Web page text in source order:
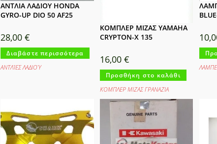
ΑΝΤΛΙΑ ΛΑΔΙΟΥ HONDA
GYRO-UP DIO 50 AF25
28,00€
Διαβάστε περισσότερα
ΑΝΤΛΊΕΣ ΛΑΔΙΟΎ
ΚΟΜΠΛΕΡ ΜΙΖΑΣ YAMAHA
CRYPTON-X 135
16,00€
Προσθήκη στο καλάθι
ΚΟΜΠΛΕΡ ΜΙΖΑΣ ΓΡΑΝΑΖΙΑ